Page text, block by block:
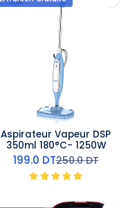
Aspirateur Vapeur DSP
350ml 180°C- 1250W
199.0 DT250.0DT